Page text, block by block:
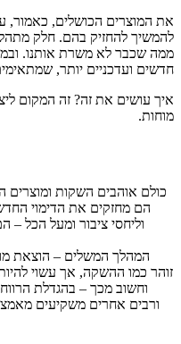
את המוצרים הכושלים, כאמור,
להמשיך להחזיק בהם. חלק
ממה שכבר לא משרת אותנו.
חדשים ועדכניים יותר,
איך עושים את זה? זה המקום
מוחות.
כולם אוהבים השקות ומוצרים
הם מחזקים את הדימוי
וליחסי ציבור ומעל הכל
המהלך המשלים – הוצאת
זוהר כמו ההשקה, אך עשוי
וחשוב מכך – בהגדלת